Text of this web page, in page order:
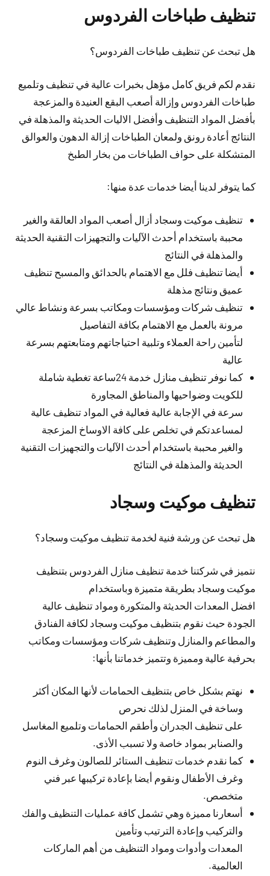
تنظيف طباخات الفردوس
هل تبحث عن تنظيف طباخات الفردوس؟
نقدم لكم فريق كامل مؤهل بخبرات عالية في تنظيف وتلميع
طباخات الفردوس وإزالة أصعب البقع العنيدة والمزعجة
بأفضل المواد التنظيف وأفضل الاليات الحديثة والمذهلة في
النتائج أعادة رونق ولمعان الطباخات إزالة الدهون والعوالق
المتشكلة على حواف الطباخات من بخار الطبخ
كما يتوفر لدينا أيضا خدمات عدة منها:
تنظيف موكيت وسجاد أزال أصعب المواد العالقة والغير
محببة باستخدام أحدث الآليات والتجهيزات التقنية الحديثة
والمذهلة في النتائج
أيضا تنظيف فلل مع الاهتمام بالحدائق والمسبح تنظيف
عميق ونتائج مذهلة
تنظيف شركات ومؤسسات ومكاتب بسرعة ونشاط عالي
مرونة بالعمل مع الاهتمام بكافة التفاصيل
لتأمين راحة العملاء وتلبية احتياجاتهم ومتابعتهم بسرعة
عالية
كما نوفر تنظيف منازل خدمة 24ساعة تغطية شاملة
للكويت وضواحيها والمناطق المجاورة
سرعة في الإجابة عالية فعالية في المواد تنظيف عالية
لمساعدتكم في تخلص على كافة الاوساخ المزعجة
والغير محببة باستخدام أحدث الآليات والتجهيزات التقنية
الحديثة والمذهلة في النتائج
تنظيف موكيت وسجاد
هل تبحث عن ورشة فنية لخدمة تنظيف موكيت وسجاد؟
نتميز في شركتنا خدمة تنظيف منازل الفردوس بتنظيف
موكيت وسجاد بطريقة متميزة وباستخدام
افضل المعدات الحديثة والمتكورة ومواد تنظيف عالية
الجودة حيث نقوم بتنظيف موكيت وسجاد لكافة الفنادق
والمطاعم والمنازل وتنظيف شركات ومؤسسات ومكاتب
بحرفية عالية ومميزة وتتميز خدماتنا بأنها:
نهتم بشكل خاص بتنظيف الحمامات لأنها المكان أكثر
وساخة في المنزل لذلك نحرص
على تنظيف الجدران وأطقم الحمامات وتلميع المغاسل
والصنابر بمواد خاصة ولا تسبب الأذى.
كما نقدم خدمات تنظيف الستائر للصالون وغرف النوم
وغرف الأطفال ونقوم أيضا بإعادة تركيبها عبر فني
متخصص.
أسعارنا مميزة وهي تشمل كافة عمليات التنظيف والفك
والتركيب وإعادة الترتيب وتأمين
المعدات وأدوات ومواد التنظيف من أهم الماركات
العالمية.